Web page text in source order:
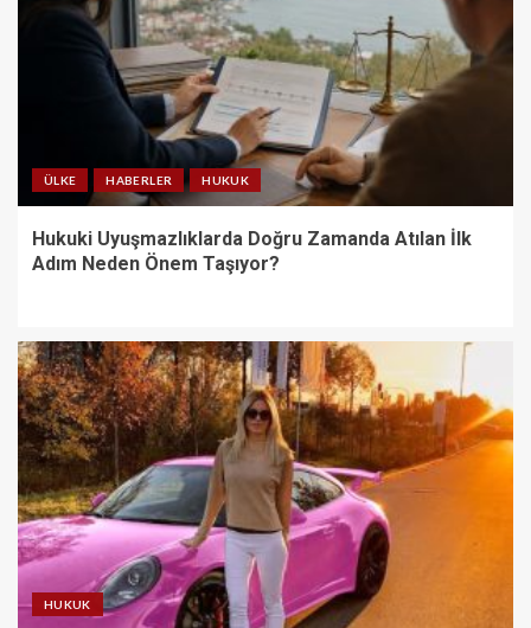
ÜLKE HABERLER HUKUK
Hukuki Uyuşmazlıklarda Doğru Zamanda Atılan İlk
Adım Neden Önem Taşıyor?
HUKUK